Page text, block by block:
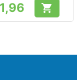
Prijs 